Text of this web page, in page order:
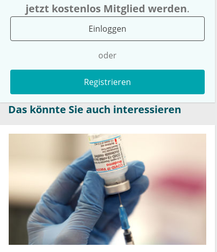
jetzt kostenlos Mitglied werden.
Einloggen
oder
Registrieren
Das könnte Sie auch interessieren